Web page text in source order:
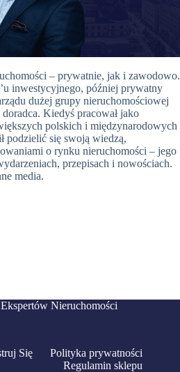
– prywatnie, jak i zawodowo.
inwestycyjnego, później prywatny
dużej grupy nieruchomościowej
Kiedyś pracował jako
polskich i międzynarodowych
podzielić się swoją wiedzą,
o rynku nieruchomości – jego
przepisach i nowościach.
media.
Nieruchomości
Się
Polityka prywatności
Regulamin sklepu